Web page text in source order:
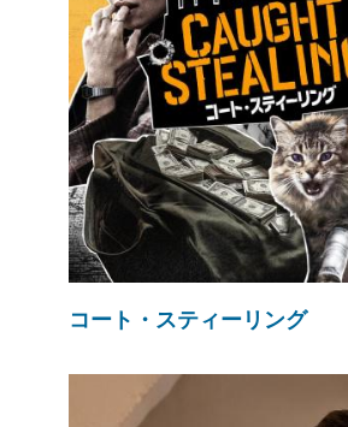
コート・スティーリング